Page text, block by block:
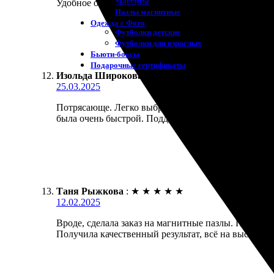
Пазлы магнитные
Одежда с Фото
Футболки детские
Футболки для взрослых
Бьюти-боксы
Подарочные сертификаты
Удобное оформление заказа. Пазлы пришли
Изольда Широкова
25.03.2025
Потрясающе. Легко выбрала и загрузила фото.
была очень быстрой. Поддержка всегда на связи,
Таня Рыжкова : ★ ★ ★ ★ ★
12.02.2025
Вроде, сделала заказ на магнитные пазлы.
Получила качественный результат, всё на